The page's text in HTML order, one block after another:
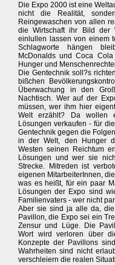
Die Expo 2000 ist eine
nicht die Realität,
Reingewaschen von allen
die Wirtschaft ihr Bild der
einlullen lassen von einem
Schlagworte hängen
McDonalds und Coca
Hunger und
Die Gentechnik soll?s
bißchen
Überwachung in den
Nachtisch. Wer auf der
müssen, wer ihm hier
Welt erzählt? Da wollen
Lösungen verkaufen - für
Gentechnik gegen die
in der Welt, den Hunger
Westen seinen Reichtum
Lösungen und wer sie
Strecke. Mitreden ist
eigenen MitarbeiterInnen,
was es heißt, für ein paar
Lösungen der Expo sind
Familienvaters - wer nicht
Aber sie sind ja alle da,
Pavillon, die Expo sei ein
Zensur und Lüge. Die
Wort wird verloren über
Konzepte der Pavillons
Wahrheiten sind nicht
verschleiern die realen